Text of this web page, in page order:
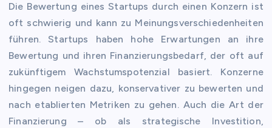
Die Bewertung eines Startups durch einen Konzern ist
oft schwierig und kann zu Meinungsverschiedenheiten
führen. Startups haben hohe Erwartungen an ihre
Bewertung und ihren Finanzierungsbedarf, der oft auf
zukünftigem Wachstumspotenzial basiert. Konzerne
hingegen neigen dazu, konservativer zu bewerten und
nach etablierten Metriken zu gehen. Auch die Art der
Finanzierung – ob als strategische Investition,